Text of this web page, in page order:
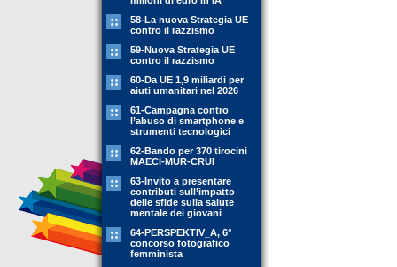
58-La nuova Strategia UE
contro il razzismo
59-Nuova Strategia UE
contro il razzismo
60-Da UE 1,9 miliardi per
aiuti umanitari nel 2026
61-Campagna contro
l’abuso di smartphone e
strumenti tecnologici
62-Bando per 370 tirocini
MAECI-MUR-CRUI
63-Invito a presentare
contributi sull’impatto
delle sfide sulla salute
mentale dei giovani
64-PERSPEKTIV_A, 6°
concorso fotografico
femminista